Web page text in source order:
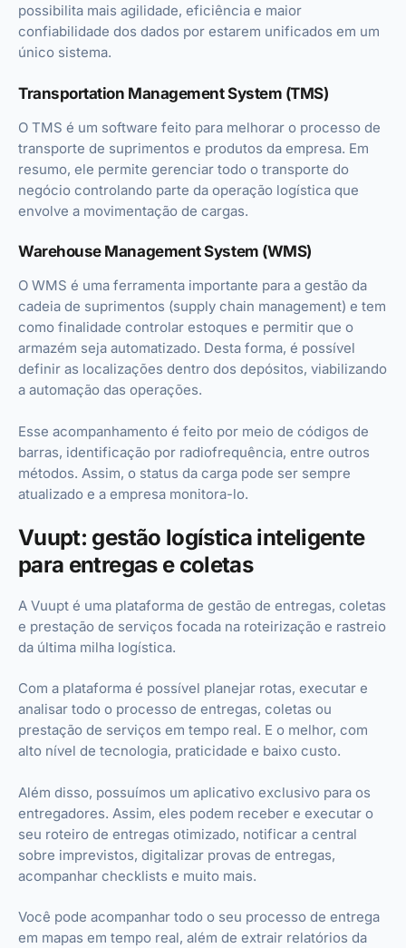
possibilita mais agilidade, eficiência e maior
confiabilidade dos dados por estarem unificados em um
único sistema.
Transportation Management System (TMS)
O TMS é um software feito para melhorar o processo de
transporte de suprimentos e produtos da empresa. Em
resumo, ele permite gerenciar todo o transporte do
negócio controlando parte da operação logística que
envolve a movimentação de cargas.
Warehouse Management System (WMS)
O WMS é uma ferramenta importante para a gestão da
cadeia de suprimentos (supply chain management) e tem
como finalidade controlar estoques e permitir que o
armazém seja automatizado. Desta forma, é possível
definir as localizações dentro dos depósitos, viabilizando
a automação das operações.
Esse acompanhamento é feito por meio de códigos de
barras, identificação por radiofrequência, entre outros
métodos. Assim, o status da carga pode ser sempre
atualizado e a empresa monitora-lo.
Vuupt: gestão logística inteligente
para entregas e coletas
A Vuupt é uma plataforma de gestão de entregas, coletas
e prestação de serviços focada na roteirização e rastreio
da última milha logística.
Com a plataforma é possível planejar rotas, executar e
analisar todo o processo de entregas, coletas ou
prestação de serviços em tempo real. E o melhor, com
alto nível de tecnologia, praticidade e baixo custo.
Além disso, possuímos um aplicativo exclusivo para os
entregadores. Assim, eles podem receber e executar o
seu roteiro de entregas otimizado, notificar a central
sobre imprevistos, digitalizar provas de entregas,
acompanhar checklists e muito mais.
Você pode acompanhar todo o seu processo de entrega
em mapas em tempo real, além de extrair relatórios da